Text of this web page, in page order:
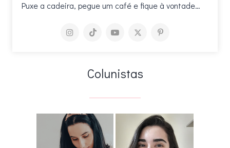
Puxe a cadeira, pegue um café e fique à vontade…
Colunistas